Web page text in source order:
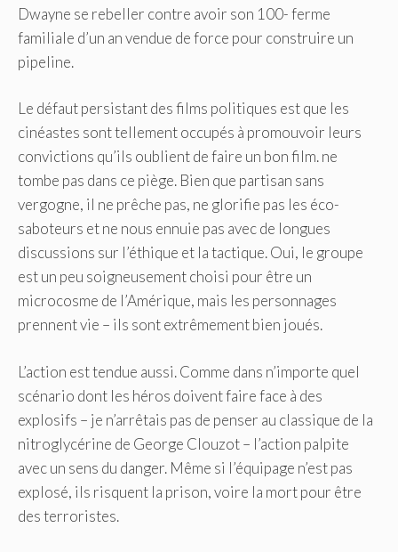
Dwayne se rebeller contre avoir son 100- ferme
familiale d’un an vendue de force pour construire un
pipeline.
Le défaut persistant des films politiques est que les
cinéastes sont tellement occupés à promouvoir leurs
convictions qu’ils oublient de faire un bon film. ne
tombe pas dans ce piège. Bien que partisan sans
vergogne, il ne prêche pas, ne glorifie pas les éco-
saboteurs et ne nous ennuie pas avec de longues
discussions sur l’éthique et la tactique. Oui, le groupe
est un peu soigneusement choisi pour être un
microcosme de l’Amérique, mais les personnages
prennent vie – ils sont extrêmement bien joués.
L’action est tendue aussi. Comme dans n’importe quel
scénario dont les héros doivent faire face à des
explosifs – je n’arrêtais pas de penser au classique de la
nitroglycérine de George Clouzot – l’action palpite
avec un sens du danger. Même si l’équipage n’est pas
explosé, ils risquent la prison, voire la mort pour être
des terroristes.